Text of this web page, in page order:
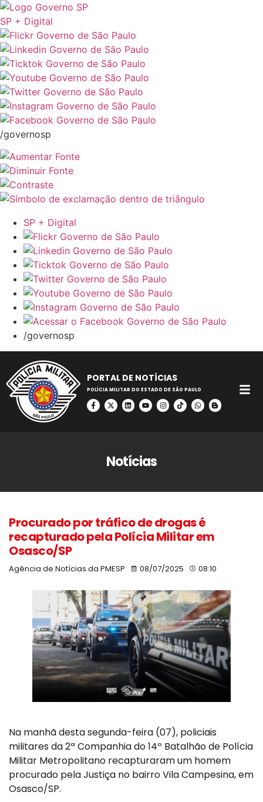
SP + Digital
/governosp
SP + Digital
/governosp
PORTAL DE NOTÍCIAS
POLÍCIA MILITAR DO ESTADO DE SÃO PAULO
Notícias
Procurado por tráfico de drogas é
recapturado pela Polícia Militar em
Osasco/SP
Agência de Notícias da PMESP 08/07/2025 08:10
Na manhã desta segunda-feira (07), policiais
militares da 2ª Companhia do 14º Batalhão de Polícia
Militar Metropolitano recapturaram um homem
procurado pela Justiça no bairro Vila Campesina, em
Osasco/SP.